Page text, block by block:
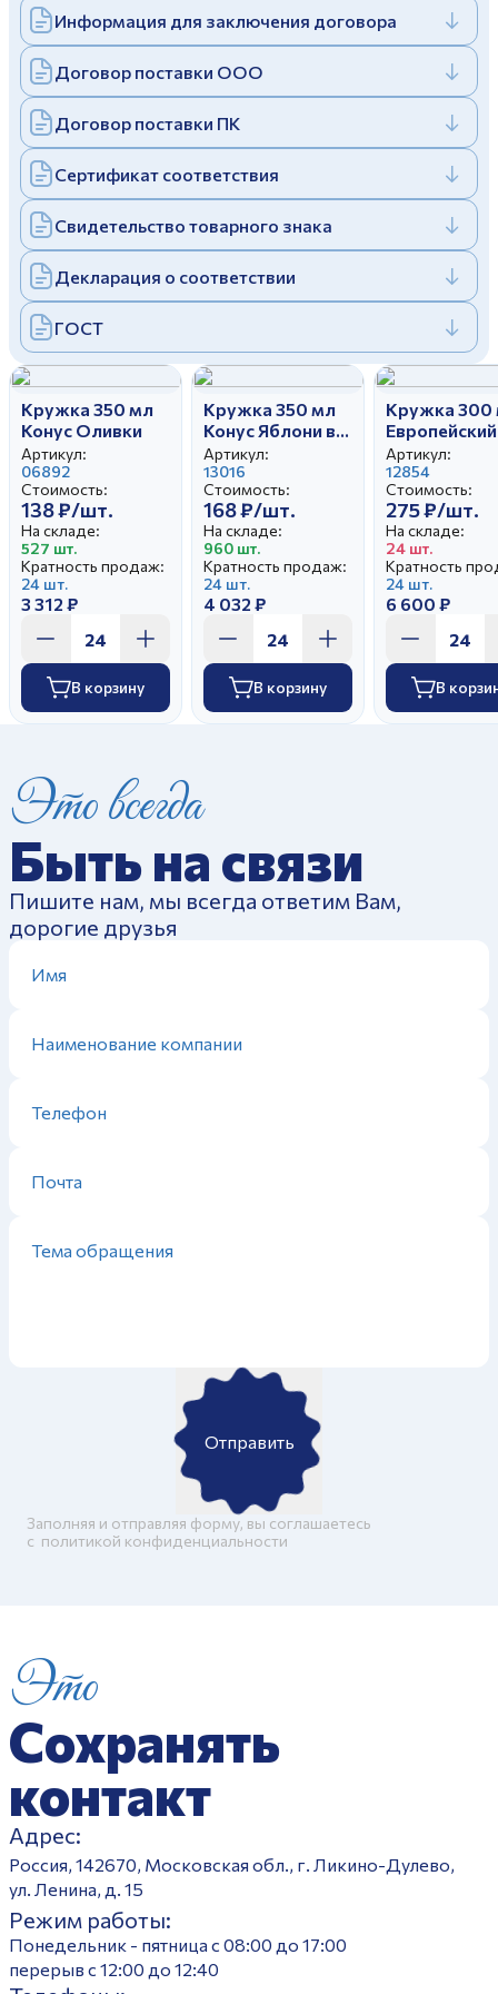
Отправить
Заполняя и отправляя форму, вы соглашаетесь
cполитикой конфиденциальности
Заполняя и отправляя форму, вы соглашаетесь
cполитикой конфиденциальности
Дулевский фарфоровый завод ©
Политика конфиденциальности
Информация для заключения договора
Договор поставки ООО
Договор поставки ПК
Сертификат соответствия
Свидетельство товарного знака
Декларация о соответствии
ГОСТ
Кружка 350 мл
Конус Оливки
Артикул:
06892
Стоимость:
138 ₽/шт.
На складе:
527 шт.
Кратность продаж:
24 шт.
3 312 ₽
В корзину
Кружка 350 мл
Конус Яблони в
цвету
Артикул:
13016
Стоимость:
168 ₽/шт.
На складе:
960 шт.
Кратность продаж:
24 шт.
4 032 ₽
В корзину
Кружка 300
Родину
Артикул:
12854
Стоимость:
275 ₽/шт.
На складе:
24 шт.
Кратность
24 шт.
6 600 ₽
В
Это всегда
Быть на связи
Пишите нам, мы всегда ответим Вам,
дорогие друзья
Отправить
Заполняя и отправляя форму, вы соглашаетесь
c политикой конфиденциальности
Это
Сохранять
контакт
Адрес:
Россия, 142670, Московская обл., г. Ликино-Дулево,
ул. Ленина, д. 15
Режим работы:
Понедельник - пятница с 08:00 до 17:00
перерыв с 12:00 до 12:40